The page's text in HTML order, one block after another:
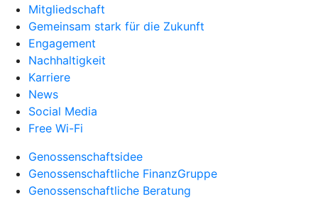
Mitgliedschaft
Gemeinsam stark für die Zukunft
Engagement
Nachhaltigkeit
Karriere
News
Social Media
Free Wi-Fi
Genossenschaftsidee
Genossenschaftliche FinanzGruppe
Genossenschaftliche Beratung